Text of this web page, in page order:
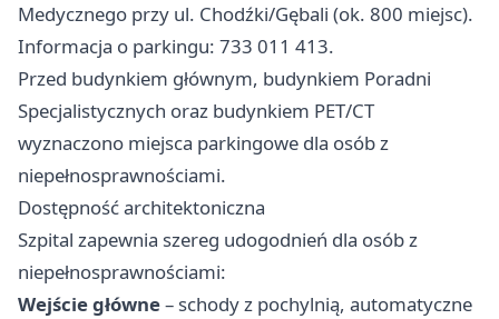
Medycznego przy ul. Chodźki/Gębali (ok. 800 miejsc).
Informacja o parkingu: 733 011 413.
Przed budynkiem głównym, budynkiem Poradni
Specjalistycznych oraz budynkiem PET/CT
wyznaczono miejsca parkingowe dla osób z
niepełnosprawnościami.
Dostępność architektoniczna
Szpital zapewnia szereg udogodnień dla osób z
niepełnosprawnościami:
Wejście główne– schody z pochylnią, automatyczne